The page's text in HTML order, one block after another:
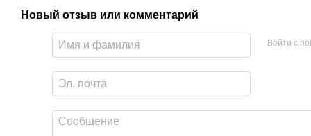
УЗНАЙТЕкак выбрать аппарат для гидроплинга:
Новый отзыв или комментарий
Войти с